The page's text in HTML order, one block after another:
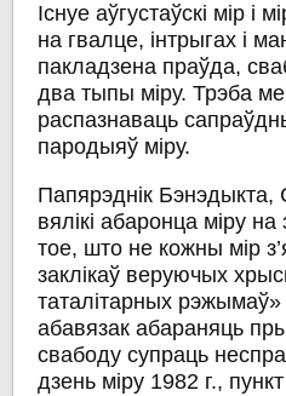
Існуе аўгустаўскі мір
на гвалце, інтрыгах і
пакладзена праўда,
два тыпы міру. Трэба
распазнаваць
пародыяў міру.
Папярэднік
вялікі абаронца міру
тое, што не кожны мір
заклікаў веруючых
таталітарных
абавязак абараняць
свабоду супраць
дзень міру 1982 г.,